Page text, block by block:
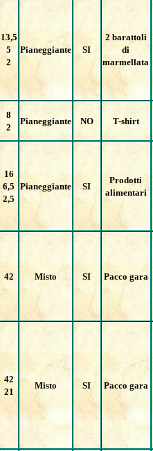
13,5
5
2
Pianeggiante SI
2 barattoli
di
marmellata
8
2
Pianeggiante NO T-shirt
16
6,5
2,5
Pianeggiante SI
Prodotti
alimentari
42 Misto SI Pacco gara
42
21
Misto SI Pacco gara